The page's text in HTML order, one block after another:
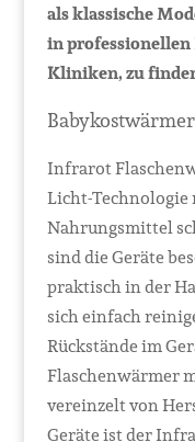
als klassische
in professionellen
Kliniken, zu
Infrarot
Licht-
Nahrungsmittel
sind die Geräte
praktisch in der
sich einfach
Rückstände im
Flaschenwärmer
vereinzelt von
Geräte ist der